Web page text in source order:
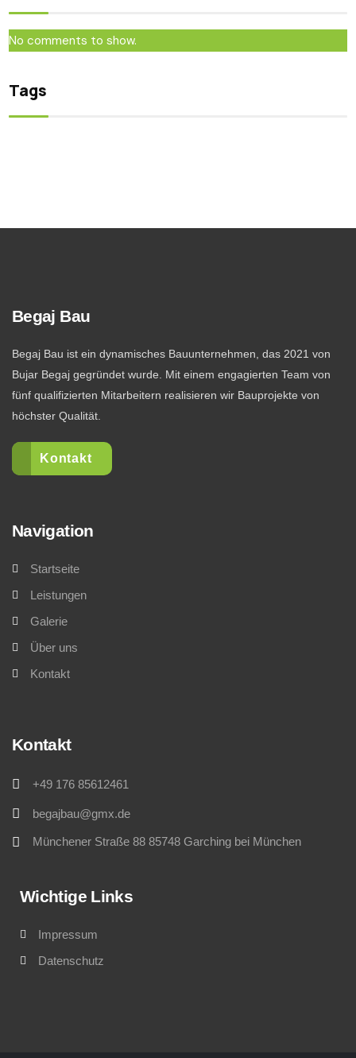
No comments to show.
Tags
Begaj Bau
Begaj Bau ist ein dynamisches Bauunternehmen, das 2021 von
Bujar Begaj gegründet wurde. Mit einem engagierten Team von
fünf qualifizierten Mitarbeitern realisieren wir Bauprojekte von
höchster Qualität.
Kontakt
Navigation
Startseite
Leistungen
Galerie
Über uns
Kontakt
Kontakt
+49 176 85612461
begajbau@gmx.de
Münchener Straße 88 85748 Garching bei München
Wichtige Links
Impressum
Datenschutz